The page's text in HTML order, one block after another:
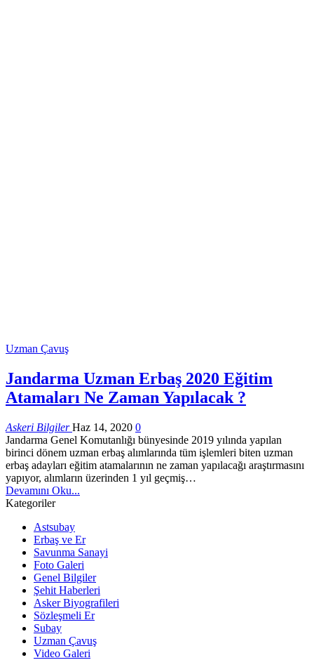
Uzman Çavuş
Jandarma Uzman Erbaş 2020 Eğitim
Atamaları Ne Zaman Yapılacak ?
Askeri BilgilerHaz 14, 2020 0
Jandarma Genel Komutanlığı bünyesinde 2019 yılında yapılan
birinci dönem uzman erbaş alımlarında tüm işlemleri biten uzman
erbaş adayları eğitim atamalarının ne zaman yapılacağı araştırmasını
yapıyor, alımların üzerinden 1 yıl geçmiş…
Devamını Oku...
Kategoriler
Astsubay
Erbaş ve Er
Savunma Sanayi
Foto Galeri
Genel Bilgiler
Şehit Haberleri
Asker Biyografileri
Sözleşmeli Er
Subay
Uzman Çavuş
Video Galeri